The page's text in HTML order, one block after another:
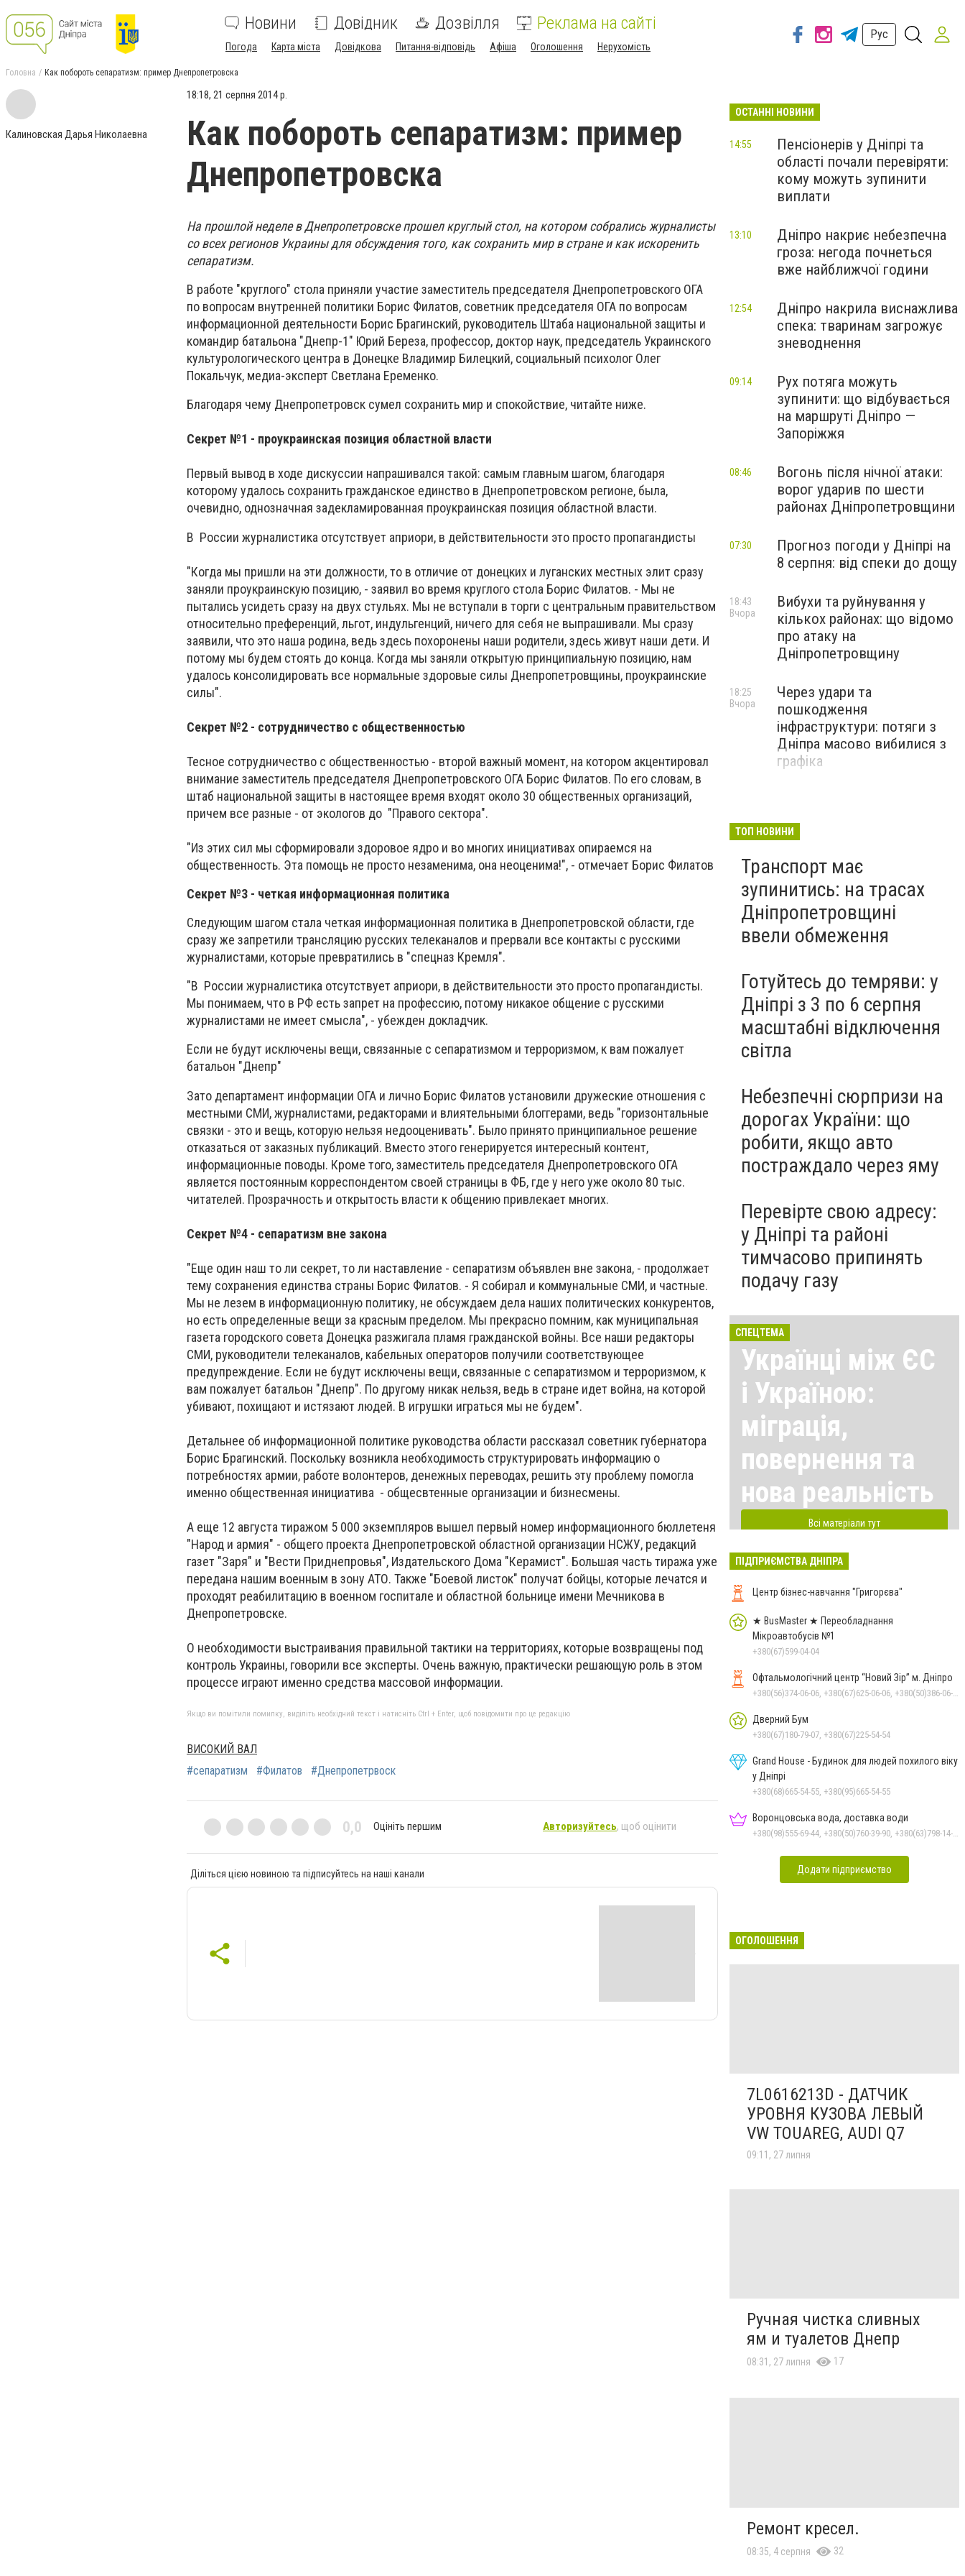
Новини Довідник Дозвілля Реклама на сайті
Погода Карта міста Довідкова Питання-відповідь Афіша Оголошення Нерухомість
Рус
Головна Как побороть сепаратизм: пример Днепропетровска
Калиновская Дарья Николаевна
18:18, 21 серпня 2014 р.
Как побороть сепаратизм: пример
Днепропетровска
На прошлой неделе в Днепропетровске прошел круглый стол, на котором собрались журналисты
со всех регионов Украины для обсуждения того, как сохранить мир в стране и как искоренить
сепаратизм.
В работе "круглого" стола приняли участие заместитель председателя Днепропетровского ОГА
по вопросам внутренней политики Борис Филатов, советник председателя ОГА по вопросам
информационной деятельности Борис Брагинский, руководитель Штаба национальной защиты и
командир батальона "Днепр-1" Юрий Береза, профессор, доктор наук, председатель Украинского
культурологического центра в Донецке Владимир Билецкий, социальный психолог Олег
Покальчук, медиа-эксперт Светлана Еременко.
Благодаря чему Днепропетровск сумел сохранить мир и спокойствие, читайте ниже.
Секрет №1 - проукраинская позиция областной власти
Первый вывод в ходе дискуссии напрашивался такой: самым главным шагом, благодаря
которому удалось сохранить гражданское единство в Днепропетровском регионе, была,
очевидно, однозначная задекламированная проукраинская позиция областной власти.
В России журналистика отсутствует априори, в действительности это просто пропагандисты
"Когда мы пришли на эти должности, то в отличие от донецких и луганских местных элит сразу
заняли проукраинскую позицию, - заявил во время круглого стола Борис Филатов. - Мы не
пытались усидеть сразу на двух стульях. Мы не вступали в торги с центральным правительством
относительно преференций, льгот, индульгенций, ничего для себя не выпрашивали. Мы сразу
заявили, что это наша родина, ведь здесь похоронены наши родители, здесь живут наши дети. И
потому мы будем стоять до конца. Когда мы заняли открытую принципиальную позицию, нам
удалось консолидировать все нормальные здоровые силы Днепропетровщины, проукраинские
силы".
Секрет №2 - сотрудничество с общественностью
Тесное сотрудничество с общественностью - второй важный момент, на котором акцентировал
внимание заместитель председателя Днепропетровского ОГА Борис Филатов. По его словам, в
штаб национальной защиты в настоящее время входят около 30 общественных организаций,
причем все разные - от экологов до "Правого сектора".
"Из этих сил мы сформировали здоровое ядро и во многих инициативах опираемся на
общественность. Эта помощь не просто незаменима, она неоценима!", - отмечает Борис Филатов
Секрет №3 - четкая информационная политика
Следующим шагом стала четкая информационная политика в Днепропетровской области, где
сразу же запретили трансляцию русских телеканалов и прервали все контакты с русскими
журналистами, которые превратились в "спецназ Кремля".
"В России журналистика отсутствует априори, в действительности это просто пропагандисты.
Мы понимаем, что в РФ есть запрет на профессию, потому никакое общение с русскими
журналистами не имеет смысла", - убежден докладчик.
Если не будут исключены вещи, связанные с сепаратизмом и терроризмом, к вам пожалует
батальон "Днепр"
Зато департамент информации ОГА и лично Борис Филатов установили дружеские отношения с
местными СМИ, журналистами, редакторами и влиятельными блоггерами, ведь "горизонтальные
связки - это и вещь, которую нельзя недооценивать". Было принято принципиальное решение
отказаться от заказных публикаций. Вместо этого генерируется интересный контент,
информационные поводы. Кроме того, заместитель председателя Днепропетровского ОГА
является постоянным корреспондентом своей страницы в ФБ, где у него уже около 80 тыс.
читателей. Прозрачность и открытость власти к общению привлекает многих.
Секрет №4 - сепаратизм вне закона
"Еще один наш то ли секрет, то ли наставление - сепаратизм объявлен вне закона, - продолжает
тему сохранения единства страны Борис Филатов. - Я собирал и коммунальные СМИ, и частные.
Мы не лезем в информационную политику, не обсуждаем дела наших политических конкурентов,
но есть определенные вещи за красным пределом. Мы прекрасно помним, как муниципальная
газета городского совета Донецка разжигала пламя гражданской войны. Все наши редакторы
СМИ, руководители телеканалов, кабельных операторов получили соответствующее
предупреждение. Если не будут исключены вещи, связанные с сепаратизмом и терроризмом, к
вам пожалует батальон "Днепр". По другому никак нельзя, ведь в стране идет война, на которой
убивают, похищают и истязают людей. В игрушки играться мы не будем".
Детальнее об информационной политике руководства области рассказал советник губернатора
Борис Брагинский. Поскольку возникла необходимость структурировать информацию о
потребностях армии, работе волонтеров, денежных переводах, решить эту проблему помогла
именно общественная инициатива - общесвтенные организации и бизнесмены.
А еще 12 августа тиражом 5 000 экземпляров вышел первый номер информационного бюллетеня
"Народ и армия" - общего проекта Днепропетровской областной организации НСЖУ, редакций
газет "Заря" и "Вести Приднепровья", Издательского Дома "Керамист". Большая часть тиража уже
передана нашим военным в зону АТО. Также "Боевой листок" получат бойцы, которые лечатся и
проходят реабилитацию в военном госпитале и областной больнице имени Мечникова в
Днепропетровске.
О необходимости выстраивания правильной тактики на территориях, которые возвращены под
контроль Украины, говорили все эксперты. Очень важную, практически решающую роль в этом
процессе играют именно средства массовой информации.
Якщо ви помітили помилку, виділіть необхідний текст і натисніть Ctrl + Enter, щоб повідомити про це редакцію
ВИСОКИЙ ВАЛ
#сепаратизм
#Филатов #Днепропетрвоск
0,0 Оцініть першим Авторизуйтесь, щоб оцінити
Діліться цією новиною та підписуйтесь на наші канали
ОСТАННІ НОВИНИ
Пенсіонерів у Дніпрі та
області почали перевіряти:
кому можуть зупинити
виплати
14:55
Дніпро накриє небезпечна
гроза: негода почнеться
вже найближчої години
13:10
Дніпро накрила виснажлива
спека: тваринам загрожує
зневоднення
12:54
Рух потяга можуть
зупинити: що відбувається
на маршруті Дніпро —
Запоріжжя
09:14
Вогонь після нічної атаки:
ворог ударив по шести
районах Дніпропетровщини
08:46
Прогноз погоди у Дніпрі на
8 серпня: від спеки до дощу
07:30
Вибухи та руйнування у
кількох районах: що відомо
про атаку на
Дніпропетровщину
18:43
Вчора
Через удари та
пошкодження
інфраструктури: потяги з
Дніпра масово вибилися з
графіка
18:25
Вчора
ТОП НОВИНИ
Транспорт має
зупинитись: на трасах
Дніпропетровщині
ввели обмеження
Готуйтесь до темряви: у
Дніпрі з 3 по 6 серпня
масштабні відключення
світла
Небезпечні сюрпризи на
дорогах України: що
робити, якщо авто
постраждало через яму
Перевірте свою адресу:
у Дніпрі та районі
тимчасово припинять
подачу газу
СПЕЦТЕМА
Українці між ЄС
і Україною:
міграція,
повернення та
нова реальність
Всі матеріали тут
ПІДПРИЄМСТВА ДНІПРА
Центр бізнес-навчання "Григорєва"
★ BusMaster ★ Переобладнання
Мікроавтобусів №1
+380(67)599-04-04
Офтальмологічний центр “Новий Зір” м. Дніпро
Дверний Бум
+380(67)180-79-07, +380(67)225-54-54
Grand House - Будинок для людей похилого віку
у Дніпрі
+380(68)665-54-55, +380(95)665-54-55
Воронцовська вода, доставка води
Додати підприємство
ОГОЛОШЕННЯ
7L0616213D - ДАТЧИК
УРОВНЯ КУЗОВА ЛЕВЫЙ
VW TOUAREG, AUDI Q7
09:11, 27 липня
Ручная чистка сливных
ям и туалетов Днепр
08:31, 27 липня 17
Ремонт кресел.
08:35, 4 серпня 32